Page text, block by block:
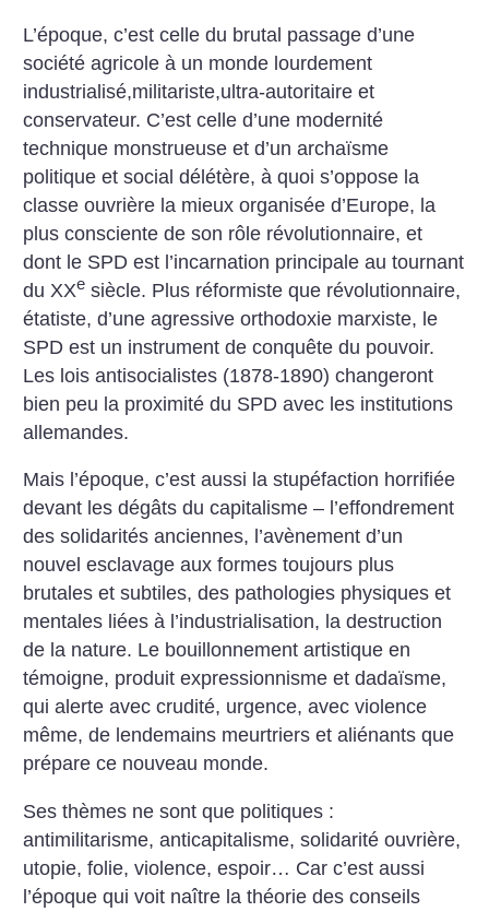
L’époque, c’est celle du brutal passage d’une
société agricole à un monde lourdement
industrialisé,militariste,ultra-autoritaire et
conservateur. C’est celle d’une modernité
technique monstrueuse et d’un archaïsme
politique et social délétère, à quoi s’oppose la
classe ouvrière la mieux organisée d’Europe, la
plus consciente de son rôle révolutionnaire, et
dont le SPD est l’incarnation principale au tournant
du XXe siècle. Plus réformiste que révolutionnaire,
étatiste, d’une agressive orthodoxie marxiste, le
SPD est un instrument de conquête du pouvoir.
Les lois antisocialistes (1878-1890) changeront
bien peu la proximité du SPD avec les institutions
allemandes.
Mais l’époque, c’est aussi la stupéfaction horrifiée
devant les dégâts du capitalisme – l’effondrement
des solidarités anciennes, l’avènement d’un
nouvel esclavage aux formes toujours plus
brutales et subtiles, des pathologies physiques et
mentales liées à l’industrialisation, la destruction
de la nature. Le bouillonnement artistique en
témoigne, produit expressionnisme et dadaïsme,
qui alerte avec crudité, urgence, avec violence
même, de lendemains meurtriers et aliénants que
prépare ce nouveau monde.
Ses thèmes ne sont que politiques :
antimilitarisme, anticapitalisme, solidarité ouvrière,
utopie, folie, violence, espoir… Car c’est aussi
l’époque qui voit naître la théorie des conseils